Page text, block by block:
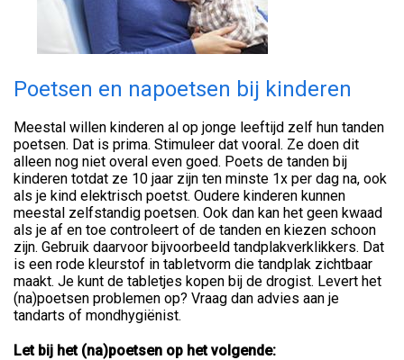
Poetsen en napoetsen bij kinderen
Meestal willen kinderen al op jonge leeftijd zelf hun tanden
poetsen. Dat is prima. Stimuleer dat vooral. Ze doen dit
alleen nog niet overal even goed. Poets de tanden bij
kinderen totdat ze 10 jaar zijn ten minste 1x per dag na, ook
als je kind elektrisch poetst. Oudere kinderen kunnen
meestal zelfstandig poetsen. Ook dan kan het geen kwaad
als je af en toe controleert of de tanden en kiezen schoon
zijn. Gebruik daarvoor bijvoorbeeld tandplakverklikkers. Dat
is een rode kleurstof in tabletvorm die tandplak zichtbaar
maakt. Je kunt de tabletjes kopen bij de drogist. Levert het
(na)poetsen problemen op? Vraag dan advies aan je
tandarts of mondhygiënist.
Let bij het (na)poetsen op het volgende: